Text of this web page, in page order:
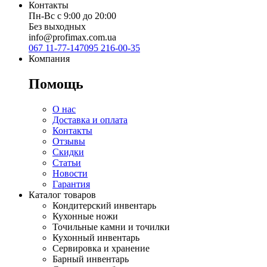
Контакты
Пн-Вс с 9:00 до 20:00
Без выходных
info@profimax.com.ua
067 11-77-147095 216-00-35
Компания
Помощь
О нас
Доставка и оплата
Контакты
Отзывы
Скидки
Статьи
Новости
Гарантия
Каталог товаров
Кондитерский инвентарь
Кухонные ножи
Точильные камни и точилки
Кухонный инвентарь
Сервировка и хранение
Барный инвентарь